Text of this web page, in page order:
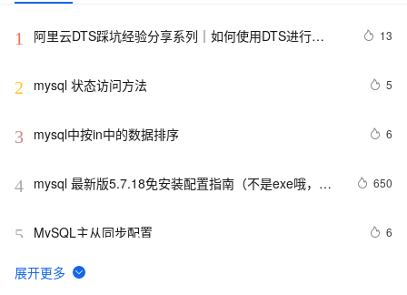
1
阿里云DTS踩坑经验分享系列｜如何使用DTS进行
13
2 mysql 状态访问方法 5
3 mysql中按in中的数据排序 6
4 mysql 最新版5.7.18免安装配置指南（不是exe哦，下
650
5 MySQL主从同步配置 6
6 PostgreSQL\MySQL比较